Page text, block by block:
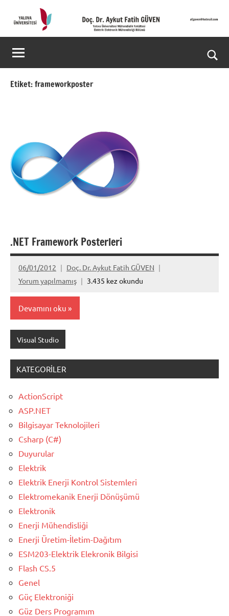
Doç.
Dr.
Aykut
World's
top
2%
Web
Sitesi
Etiket:frameworkposter
.NET Framework Posterleri
06/01/2012
Doç. Dr. Aykut Fatih GÜVEN
Yorum yapılmamış
3.435 kez okundu
Devamını oku
Visual Studio
KATEGORILER
ActionScript
ASP.NET
Bilgisayar Teknolojileri
Csharp (C#)
Duyurular
Elektrik
Elektrik Enerji Kontrol Sistemleri
Elektromekanik Enerji Dönüşümü
Elektronik
Enerji Mühendisliği
Enerji Üretim-İletim-Dağıtım
ESM203-Elektrik Elekronik Bilgisi
Flash CS.5
Genel
Güç Elektroniği
Güz Ders Programım